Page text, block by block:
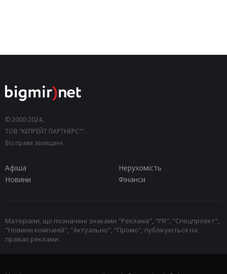
© 2000-2024,
ТОВ "КЕПРЕЙТ ПАРТНЕРС"".
Всі права захищені.
Афіша
Нерухомість
Новини
Фінанси
Матеріали, що позначені знаками "Реклама", "PR", "Спецпроект",
"Новини компаній", "Актуально", "Промо", публікуються на
правах реклами.